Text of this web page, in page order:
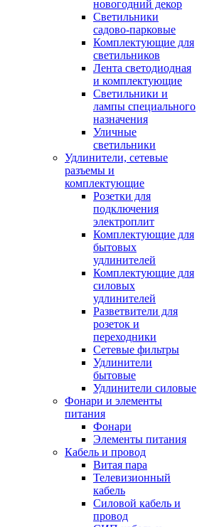
новогодний декор
Светильники
садово-парковые
Комплектующие для
светильников
Лента светодиодная
и комплектующие
Светильники и
лампы специального
назначения
Уличные
светильники
Удлинители, сетевые
разъемы и
комплектующие
Розетки для
подключения
электроплит
Комплектующие для
бытовых
удлинителей
Комплектующие для
силовых
удлинителей
Разветвители для
розеток и
переходники
Сетевые фильтры
Удлинители
бытовые
Удлинители силовые
Фонари и элементы
питания
Фонари
Элементы питания
Кабель и провод
Витая пара
Телевизионный
кабель
Силовой кабель и
провод